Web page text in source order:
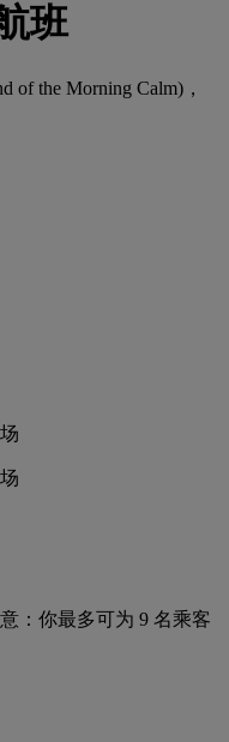
班
of the Morning Calm)，
：你最多可为 9 名乘客